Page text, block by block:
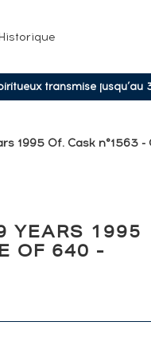
Historique
transmise jusqu’au
1995 Of. Cask n°1563 -
YEARS 1995
OF 640 -